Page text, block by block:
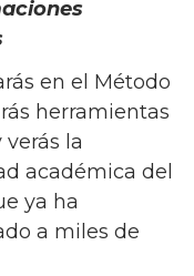
en el Método
herramientas
la
académica del
ya ha
a miles de